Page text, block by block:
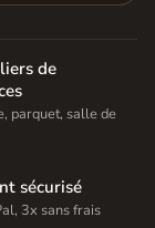
de
parquet, salle de
sécurisé
3x sans frais